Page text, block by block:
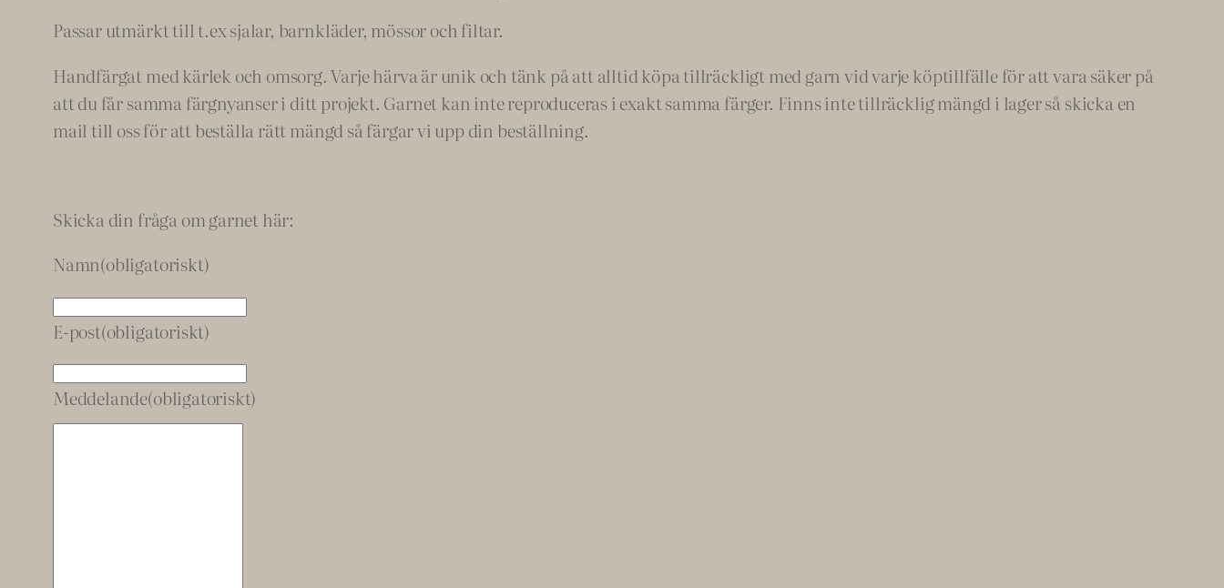
Passar utmärkt till t.ex sjalar, barnkläder, mössor och filtar.
Handfärgat med kärlek och omsorg. Varje härva är unik och tänk på att alltid köpa tillräckligt med garn vid varje köptillfälle för att vara säker på
att du får samma färgnyanser i ditt projekt. Garnet kan inte reproduceras i exakt samma färger. Finns inte tillräcklig mängd i lager så skicka en
mail till oss för att beställa rätt mängd så färgar vi upp din beställning.
Skicka din fråga om garnet här:
Namn(obligatoriskt)
E-post(obligatoriskt)
Meddelande(obligatoriskt)